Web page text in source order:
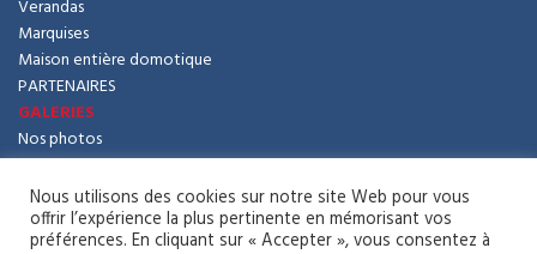
Verandas
Marquises
Maison entière domotique
PARTENAIRES
GALERIES
Nos photos
Nos vidéos
ACTUALITÉS
CONTACT
Politique de confidentialité
Nous utilisons des cookies sur notre site Web pour vous
offrir l’expérience la plus pertinente en mémorisant vos
préférences. En cliquant sur « Accepter », vous consentez à